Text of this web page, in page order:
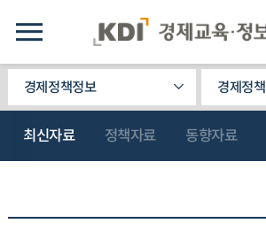
경제정책정보 경제정
최신자료 정책자료 동향자료